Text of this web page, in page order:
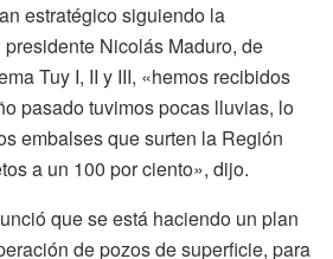
estratégico siguiendo la
Nicolás Maduro, de
Tuy I, II y III, «hemos recibidos
pasado tuvimos pocas lluvias, lo
embalses que surten la Región
a un 100 por ciento», dijo.
que se está haciendo un plan
de pozos de superficie, para